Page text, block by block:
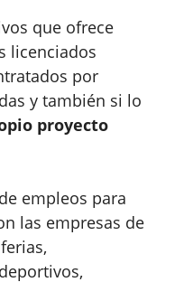
que ofrece
licenciados
por
y también si lo
proyecto
empleos para
las empresas de